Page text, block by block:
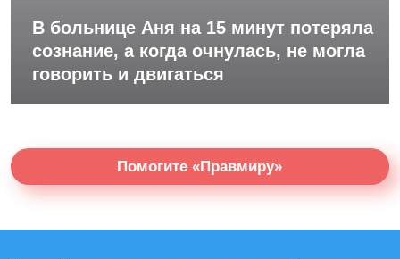
В больнице Аня на 15 минут потеряла
сознание, а когда очнулась, не могла
говорить и двигаться
Помогите «Правмиру»